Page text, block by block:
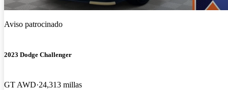
Aviso patrocinado
2023 Dodge Challenger
GT AWD 24,313 millas